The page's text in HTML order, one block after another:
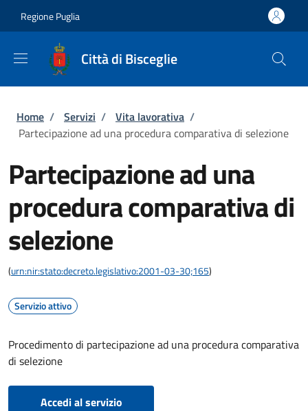
Regione Puglia
Città di Bisceglie
Briciole di pane
Home / Servizi / Vita lavorativa /
Partecipazione ad una procedura comparativa di selezione
Partecipazione ad una
procedura comparativa di
selezione
(urn:nir:stato:decreto.legislativo:2001-03-30;165)
Servizio attivo
Procedimento di partecipazione ad una procedura comparativa
di selezione
Accedi al servizio